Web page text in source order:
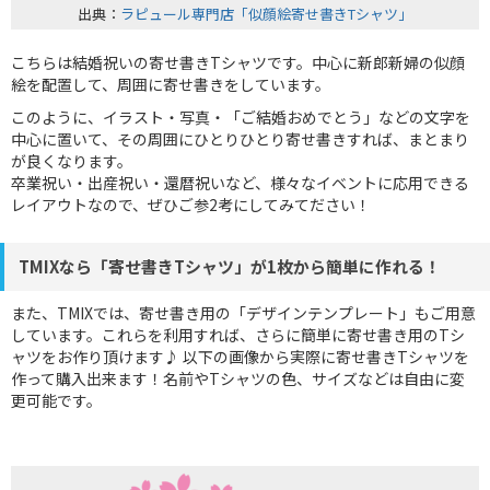
出典： ラピュール専門店「似顔絵寄せ書きTシャツ」
こちらは結婚祝いの寄せ書きTシャツです。中心に新郎新婦の似顔
絵を配置して、周囲に寄せ書きをしています。
このように、イラスト・写真・「ご結婚おめでとう」などの文字を
中心に置いて、その周囲にひとりひとり寄せ書きすれば、まとまり
が良くなります。
卒業祝い・出産祝い・還暦祝いなど、様々なイベントに応用できる
レイアウトなので、ぜひご参2考にしてみてださい！
TMIXなら「寄せ書きTシャツ」が1枚から簡単に作れる！
また、TMIXでは、寄せ書き用の「デザインテンプレート」もご用意
しています。これらを利用すれば、さらに簡単に寄せ書き用のTシ
ャツをお作り頂けます♪ 以下の画像から実際に寄せ書きTシャツを
作って購入出来ます！名前やTシャツの色、サイズなどは自由に変
更可能です。